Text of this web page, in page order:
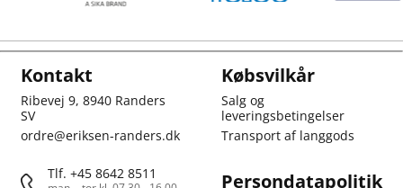
Kontakt
Ribevej 9, 8940 Randers
SV
ordre@eriksen-randers.dk
Tlf. +45 8642 8511
Købsvilkår
Salg og
leveringsbetingelser
Transport af langgods
Persondatapolitik